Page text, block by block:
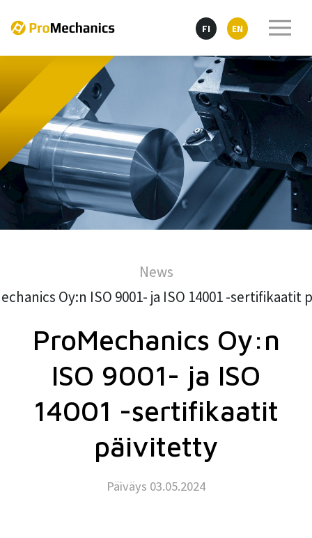
FI EN
News
Oy:n ISO 9001- ja ISO 14001 -sertifikaatit
ProMechanics Oy:n
ISO 9001- ja ISO
14001 -sertifikaatit
päivitetty
Päiväys 03.05.2024